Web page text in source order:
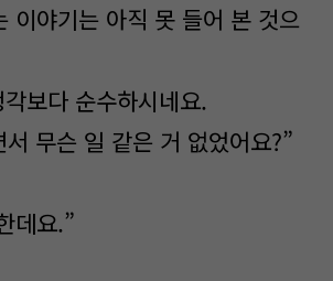
이야기는 아직 못 들어 본 것으
보다 순수하시네요.
무슨 일 같은 거 없었어요?”
데요.”